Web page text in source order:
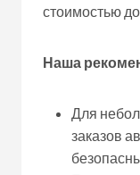
стоимостью
Наша
Для
заказов